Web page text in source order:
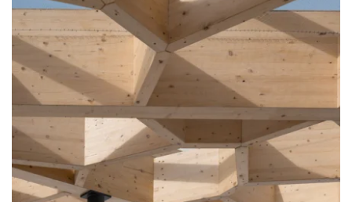
zoom +